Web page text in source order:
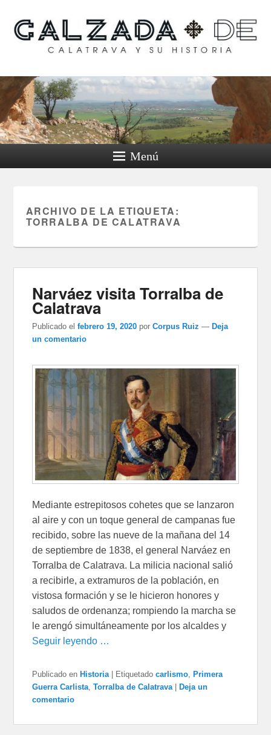
Calzada de Calatrava y
su historia
Menú
ARCHIVO DE LA ETIQUETA:
TORRALBA DE CALATRAVA
Narváez visita Torralba de
Calatrava
Publicado el febrero 19, 2020 porCorpus Ruiz — Deja
un comentario
Mediante estrepitosos cohetes que se lanzaron
al aire y con un toque general de campanas fue
recibido, sobre las nueve de la mañana del 14
de septiembre de 1838, el general Narváez en
Torralba de Calatrava. La milicia nacional salió
a recibirle, a extramuros de la población, en
vistosa formación y se le hicieron honores y
saludos de ordenanza; rompiendo la marcha se
le arengó simultáneamente por los alcaldes y
Seguir leyendo …
Publicado en Historia | Etiquetado carlismo ,Primera
Guerra Carlista ,Torralba de Calatrava |Deja un
comentario